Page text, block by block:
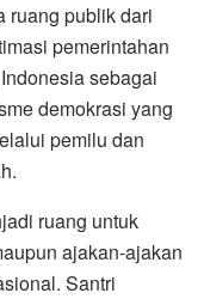
ruang publik dari
pemerintahan
sebagai
demokrasi yang
pemilu dan
ruang untuk
ajakan-ajakan
Santri